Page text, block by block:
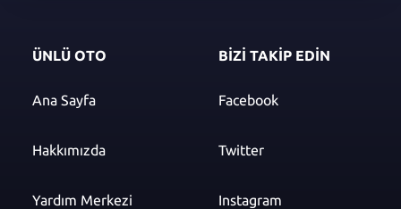
ÜNLÜ OTO
Ana Sayfa
Hakkımızda
Yardım Merkezi
BİZİ TAKİP EDİN
Facebook
Twitter
Instagram